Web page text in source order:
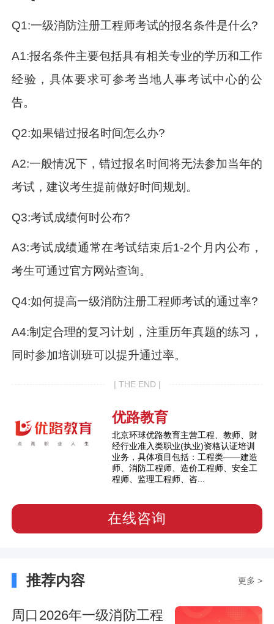
Q1:一级消防注册工程师考试的报名条件是什么?
A1:报名条件主要包括具有相关专业的学历和工作
经验，具体要求可参考当地人事考试中心的公
告。
Q2:如果错过报名时间怎么办?
A2:一般情况下，错过报名时间将无法参加当年的
考试，建议考生提前做好时间规划。
Q3:考试成绩何时公布?
A3:考试成绩通常在考试结束后1-2个月内公布，
考生可通过官方网站查询。
Q4:如何提高一级消防注册工程师考试的通过率?
A4:制定合理的复习计划，注重历年真题的练习，
同时参加培训班可以提升通过率。
| THE END |
优路教育
北京环球优路教育主营工程、教师、财
经行业准入类职业(执业)资格认证培训
业务，具体项目包括：工程类——建造
师、消防工程师、造价工程师、安全工
程师、监理工程师、咨...
在线咨询
推荐内容 更多 >
周口2026年一级消防工程